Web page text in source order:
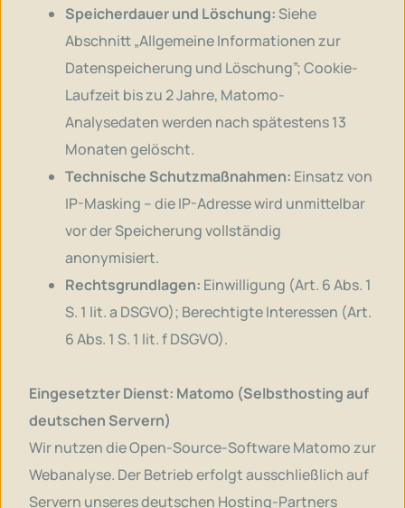
Speicherdauer und Löschung:Siehe
Abschnitt „Allgemeine Informationen zur
Datenspeicherung und Löschung”; Cookie-
Laufzeit bis zu 2 Jahre, Matomo-
Analysedaten werden nach spätestens 13
Monaten gelöscht.
Technische Schutzmaßnahmen: Einsatz von
IP-Masking – die IP-Adresse wird unmittelbar
vor der Speicherung vollständig
anonymisiert.
Rechtsgrundlagen: Einwilligung (Art. 6 Abs. 1
S. 1 lit. a DSGVO); Berechtigte Interessen (Art.
6 Abs. 1 S. 1 lit. f DSGVO).
Eingesetzter Dienst: Matomo (Selbsthosting auf
deutschen Servern)
Wir nutzen die Open-Source-Software Matomo zur
Webanalyse. Der Betrieb erfolgt ausschließlich auf
Servern unseres deutschen Hosting-Partners